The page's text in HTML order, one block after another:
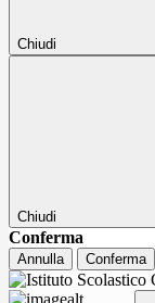
Chiudi
Chiudi
Conferma
Annulla Conferma